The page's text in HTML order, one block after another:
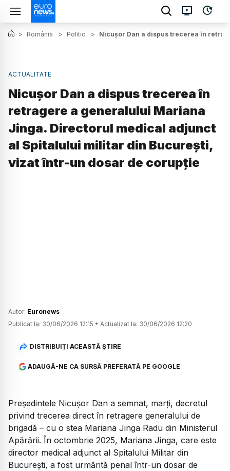
> România > Politic > Nicușor Dan a dispus trecerea în
ACTUALITATE
Nicușor Dan a dispus trecerea în
retragere a generalului Mariana
Jinga. Directorul medical adjunct
al Spitalului militar din București,
vizat într-un dosar de corupție
Autor: Euronews
Publicat la: 30/06/2026 12:15 • Actualizat la: 30/06/2026 12:20
DISTRIBUIȚI ACEASTĂ ȘTIRE
ADAUGĂ-NE CA SURSĂ PREFERATĂ PE GOOGLE
Președintele Nicușor Dan a semnat, marți, decretul
privind trecerea direct în retragere generalului de
brigadă – cu o stea Mariana Jinga Radu din Ministerul
Apărării. În octombrie 2025, Mariana Jinga, care este
director medical adjunct al Spitalului Militar din
București, a fost urmărită penal într-un dosar de